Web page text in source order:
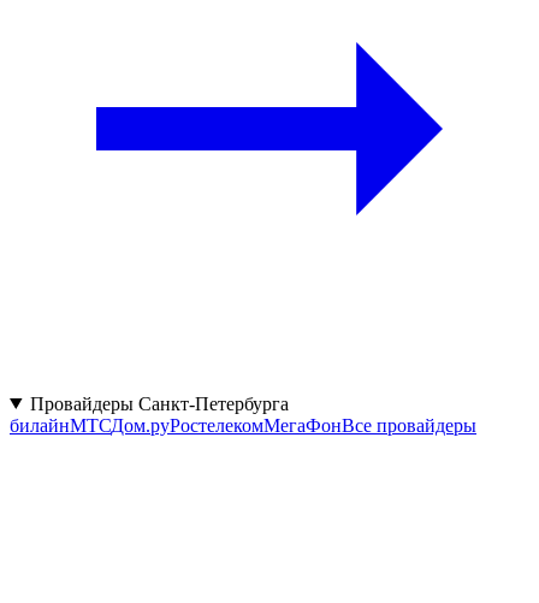
Провайдеры Санкт-Петербурга
билайнМТСДом.руРостелекомМегаФонВсе провайдеры